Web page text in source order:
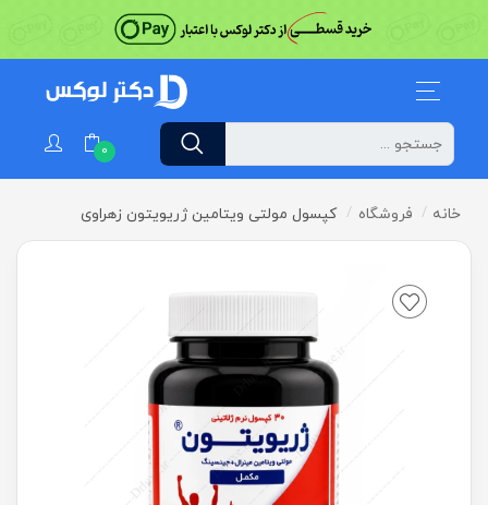
0
خانه فروشگاه کپسول مولتی ویتامین ژریویتون زهراوی